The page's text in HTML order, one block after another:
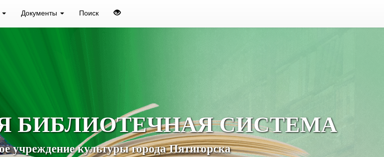
Документы Поиск
БИБЛИОТЕЧНАЯ СИСТЕМА
учреждение культуры города Пятигорска